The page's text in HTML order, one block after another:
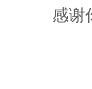
感谢你